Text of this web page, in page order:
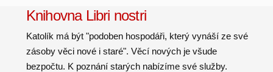
Knihovna Libri nostri
Katolík má být "podoben hospodáři, který vynáší ze své
zásoby věci nové i staré". Věcí nových je všude
bezpočtu. K poznání starých nabízíme své služby.